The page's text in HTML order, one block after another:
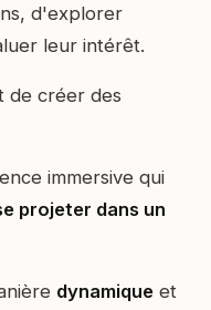
d'explorer
leur intérêt.
de créer des
immersive qui
projeter dans un
dynamique et